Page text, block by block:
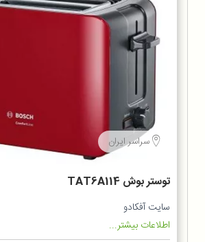
سراسر ایران
توستر بوش TAT6A114
سایت آفکادو
اطلاعات بیشتر...